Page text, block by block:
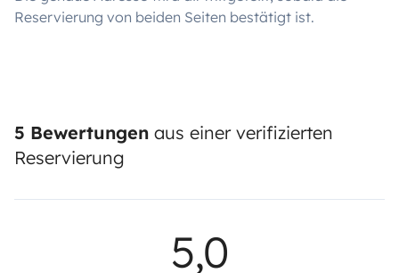
Reservierung von beiden Seiten bestätigt ist.
5 Bewertungen aus einer verifizierten
Reservierung
5,0